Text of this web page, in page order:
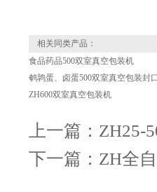
相关同类产品：
食品药品500双室真空包装机
鹌鹑蛋、卤蛋500双室真空包装封
ZH600双室真空包装机
上一篇： ZH25-
下一篇： ZH全